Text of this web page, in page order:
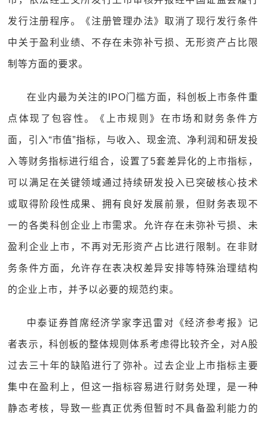
发行注册程序。《注册管理办法》取消了现行发行条件
中关于盈利业绩、不存在未弥补亏损、无形资产占比限
制等方面的要求。
在业内最为关注的IPO门槛方面，科创板上市条件重
点体现了包容性。《上市规则》在市场和财务条件方
面，引入“市值”指标，与收入、现金流、净利润和研发投
入等财务指标进行组合，设置了5套差异化的上市指标，
可以满足在关键领域通过持续研发投入已突破核心技术
或取得阶段性成果、拥有良好发展前景，但财务表现不
一的各类科创企业上市需求。允许存在未弥补亏损、未
盈利企业上市，不再对无形资产占比进行限制。在非财
务条件方面，允许存在表决权差异安排等特殊治理结构
的企业上市，并予以必要的规范约束。
中泰证券首席经济学家李迅雷对《经济参考报》记
者表示，科创板的整体规则体系考虑得比较齐全，对A股
过去三十年的缺陷进行了弥补。过去企业上市指标主要
集中在盈利上，但这一指标容易进行财务处理，是一种
静态考核，导致一些真正优秀但暂时不具备盈利能力的